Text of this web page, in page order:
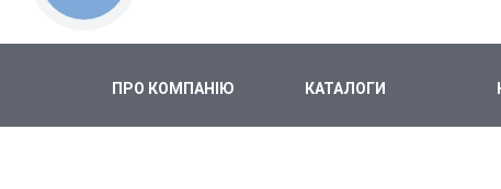
ПРО КОМПАНІЮ КАТАЛОГИ